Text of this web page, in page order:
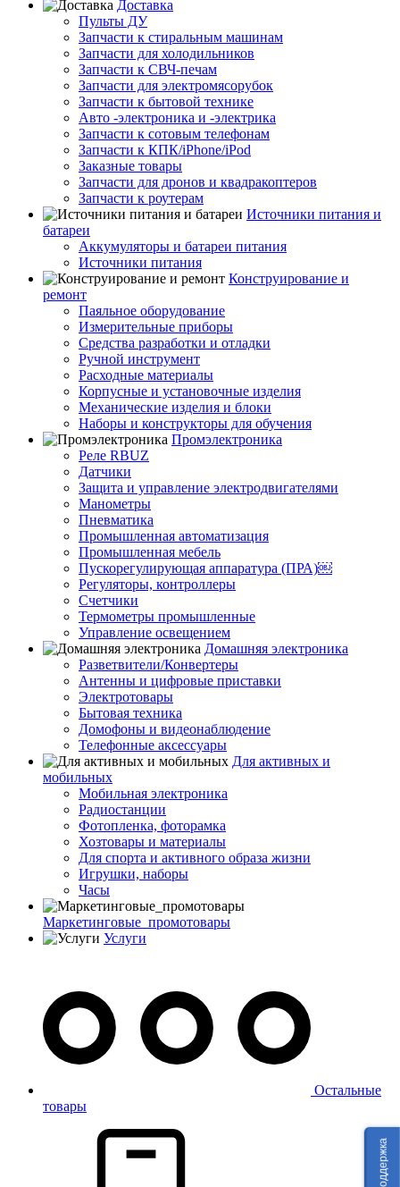
Доставка
Пульты ДУ
Запчасти к стиральным машинам
Запчасти для холодильников
Запчасти к СВЧ-печам
Запчасти для электромясорубок
Запчасти к бытовой технике
Авто -электроника и -электрика
Запчасти к сотовым телефонам
Запчасти к КПК/iPhone/iPod
Заказные товары
Запчасти для дронов и квадракоптеров
Запчасти к роутерам
Источники питания и
батареи
Аккумуляторы и батареи питания
Источники питания
Конструирование и
ремонт
Паяльное оборудование
Измерительные приборы
Средства разработки и отладки
Ручной инструмент
Расходные материалы
Корпусные и установочные изделия
Механические изделия и блоки
Наборы и конструкторы для обучения
Промэлектроника
Реле RBUZ
Датчики
Защита и управление электродвигателями
Манометры
Пневматика
Промышленная автоматизация
Промышленная мебель
Пускорегулирующая аппаратура (ПРА)￼
Регуляторы, контроллеры
Счетчики
Термометры промышленные
Управление освещением
Домашняя электроника
Разветвители/Конвертеры
Антенны и цифровые приставки
Электротовары
Бытовая техника
Домофоны и видеонаблюдение
Телефонные аксессуары
Для активных и
мобильных
Мобильная электроника
Радиостанции
Фотопленка, фоторамка
Хозтовары и материалы
Для спорта и активного образа жизни
Игрушки, наборы
Часы
Маркетинговые_промотовары
Услуги
Остальные
товары